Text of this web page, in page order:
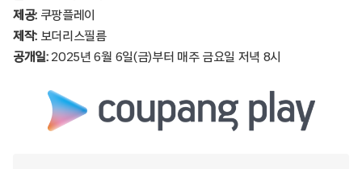
제공: 쿠팡플레이
제작: 보더리스필름
공개일:2025년 6월 6일(금)부터 매주 금요일 저녁 8시